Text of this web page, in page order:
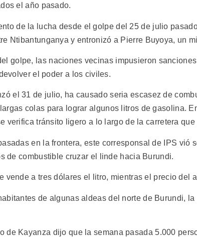
el año pasado.
de la lucha desde el golpe del 25 de julio
Ntibantunganya y entronizó a Pierre Buyoya, un
golpe, las naciones vecinas impusieron
el poder a los civiles.
el 31 de julio, ha causado seria escasez de
colas para lograr algunos litros de gasolina.
verifica tránsito ligero a lo largo de la carretera
en la frontera, este corresponsal de IPS vió
de combustible cruzar el linde hacia Burundi.
vende a tres dólares el litro, mientras el precio del
de algunas aldeas del norte de Burundi,
de Kayanza dijo que la semana pasada 5.000